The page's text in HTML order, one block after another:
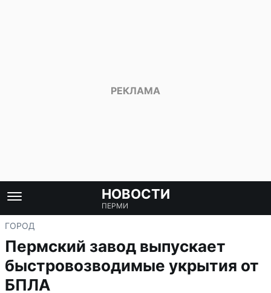
НОВОСТИ
ПЕРМИ
ГОРОД
Пермский завод выпускает
быстровозводимые укрытия от
БПЛА